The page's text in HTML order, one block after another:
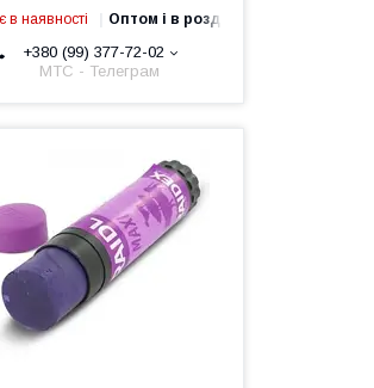
в наявності Оптом і в роздріб
+380 (99) 377-72-02
МТС - Телеграм